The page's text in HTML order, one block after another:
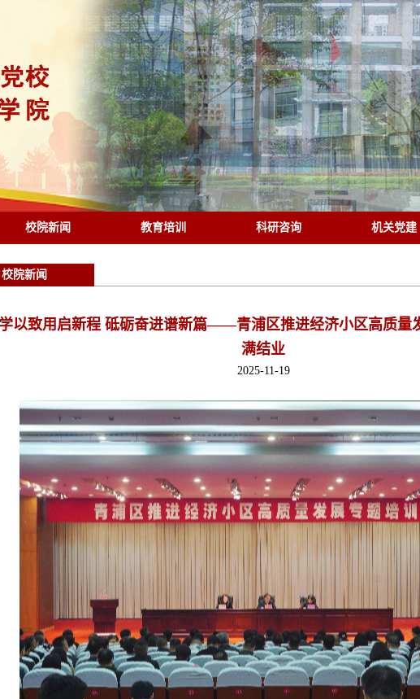
校院新闻 教育培训 科研咨询 机关党建
校院新闻
学以致用启新程 砥砺奋进谱新篇——青浦区推进经济小区高质量
满结业
2025-11-19